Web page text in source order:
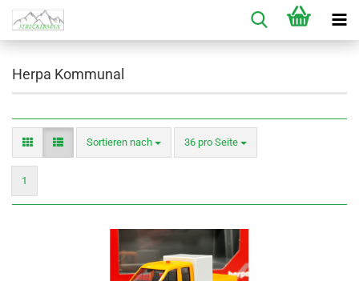
Herpa Kommunal
Sortieren nach
Sortieren nach 36 pro Seite
pro Seite
1